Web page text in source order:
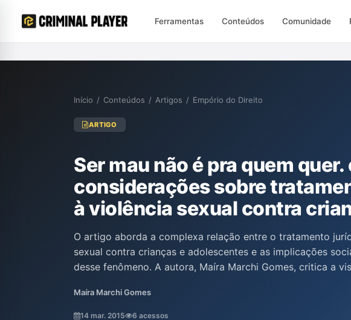
Ferramentas Conteúdos Comunidade
Início / Conteúdos / Artigos / Empório do Direito
ARTIGO
Ser mau não é pra quem
considerações sobre
à violência sexual contra
O artigo aborda a complexa relação entre o tratamento
sexual contra crianças e adolescentes e as implicações
desse fenômeno. A autora, Maíra Marchi Gomes, critica a
sistema penal e defendendo a necessidade de uma
priorize a proteção dos direitos das vítimas e respeite a
Maíra Marchi Gomes
14 mar. 2015 6 acessos